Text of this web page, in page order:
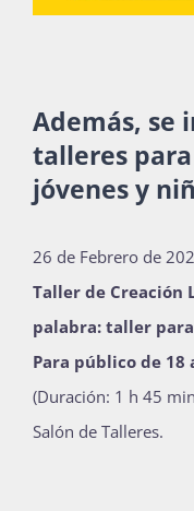
Además, se
talleres
jóvenes y
26 de Febrero de
Taller de Creación
palabra: taller
Para público de 18
(Duración: 1 h 45
Salón de Talleres.